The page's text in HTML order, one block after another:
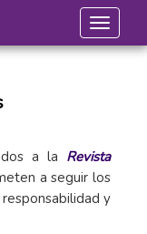
Toggle
a la Revista
a seguir los
y